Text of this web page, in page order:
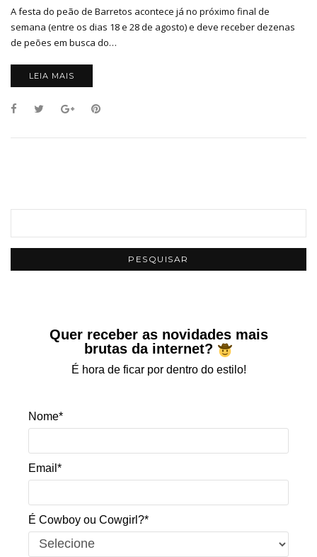
A festa do peão de Barretos acontece já no próximo final de
semana (entre os dias 18 e 28 de agosto) e deve receber dezenas
de peões em busca do…
LEIA MAIS
Quer receber as novidades mais
brutas da internet?
É hora de ficar por dentro do estilo!
Nome*
Email*
É Cowboy ou Cowgirl?*